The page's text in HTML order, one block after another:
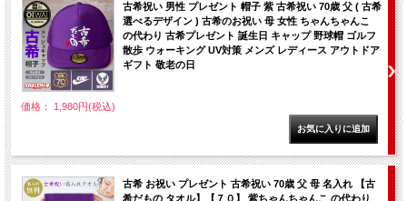
古希祝い 男性 プレゼント 帽子 紫 古希祝い 70歳 父 ( 古希
選べるデザイン ) 古希のお祝い 母 女性 ちゃんちゃんこ
の代わり 古希プレゼント 誕生日 キャップ 野球帽 ゴルフ
散歩 ウォーキング UV対策 メンズ レディース アウトドア
ギフト 敬老の日
価格： 1,980円(税込)
古希 お祝い プレゼント 古希祝い 70歳 父 母 名入れ 【古
希だもの タオル】【７０】 紫ちゃんちゃんこ の代わり